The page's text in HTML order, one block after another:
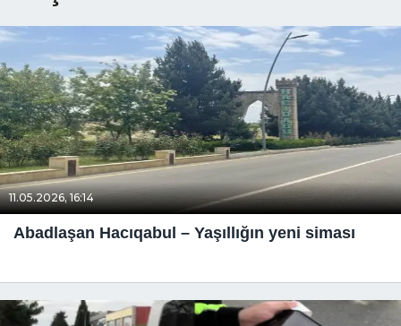
11.05.2026, 16:14
Abadlaşan Hacıqabul – Yaşıllığın yeni siması